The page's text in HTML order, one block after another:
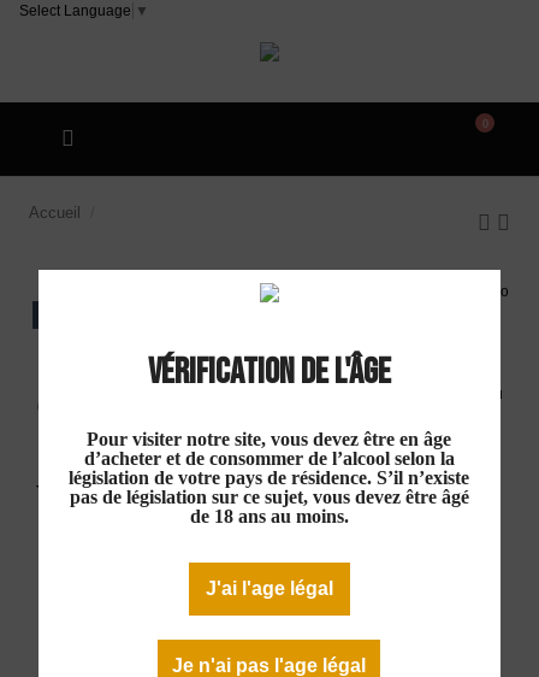
Vérification de l'âge
Pour visiter notre site, vous devez être en âge
d’acheter et de consommer de l’alcool selon la
législation de votre pays de résidence. S’il n’existe
pas de législation sur ce sujet, vous devez être âgé
de 18 ans au moins.
J'ai l'age légal
Je n'ai pas l'age légal
Select Language ▼
0
Accueil
Château Faiteau
"La Vigne des Chansons"
Vin de France Blanc 2025
En stock
Télécharger la fiche technique